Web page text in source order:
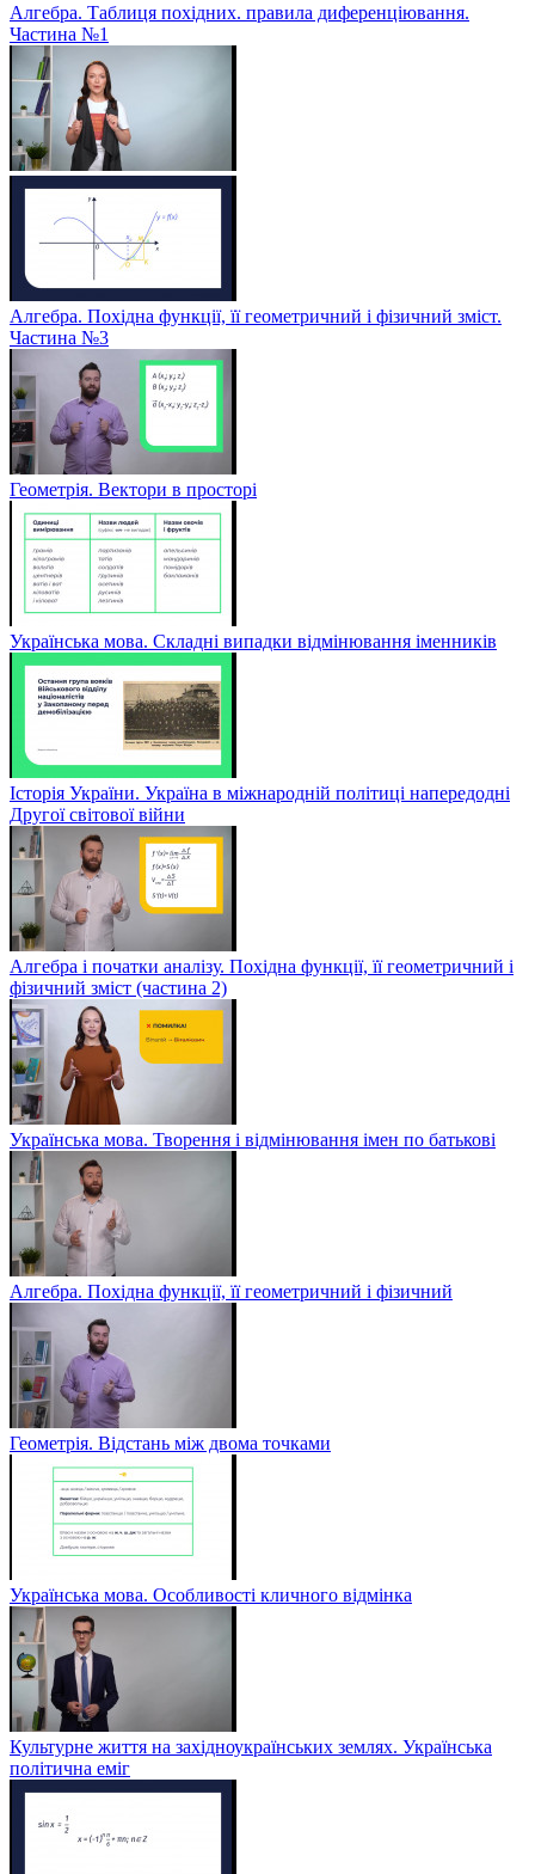
Алгебра. Таблиця похідних. правила диференціювання.
Частина №1
Алгебра. Похідна функції, її геометричний і фізичний зміст.
Частина №3
Геометрія. Вектори в просторі
Українська мова. Складні випадки відмінювання іменників
Історія України. Україна в міжнародній політиці напередодні
Другої світової війни
Алгебра і початки аналізу. Похідна функції, її геометричний і
фізичний зміст (частина 2)
Українська мова. Творення і відмінювання імен по батькові
Алгебра. Похідна функції, її геометричний і фізичний
Геометрія. Відстань між двома точками
Українська мова. Особливості кличного відмінка
Культурне життя на західноукраїнських землях. Українська
політична еміг